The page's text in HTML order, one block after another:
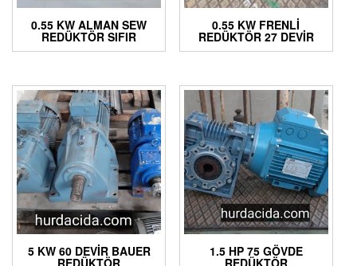
0.55 KW ALMAN SEW
REDÜKTÖR SIFIR
0.55 KW FRENLI
REDÜKTÖR 27 DEVIR
5 KW 60 DEVIR BAUER 1.5 HP 75 GÖVDE